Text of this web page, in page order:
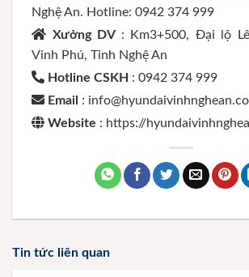
Nghệ An. Hotline: 0942 374 999
Xưởng DV : Km3+500, Đại lộ
Vinh Phú, Tỉnh Nghệ An
Hotline CSKH : 0942 374 999
Email :
Website : https://
Tin tức liên quan